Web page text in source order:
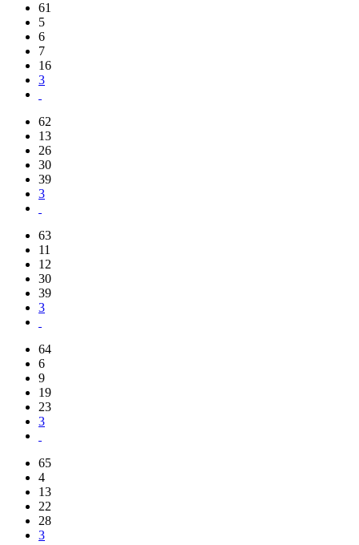
61
5
6
7
16
3
62
13
26
30
39
3
63
11
12
30
39
3
64
6
9
19
23
3
65
4
13
22
28
3